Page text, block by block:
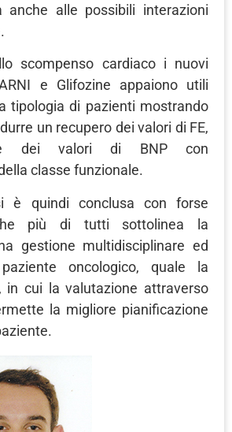
anche alle possibili interazioni
scompenso cardiaco i nuovi
e Glifozine appaiono utili
tipologia di pazienti mostrando
un recupero dei valori di FE,
dei valori di BNP con
classe funzionale.
è quindi conclusa con forse
più di tutti sottolinea la
gestione multidisciplinare ed
oncologico, quale la
in cui la valutazione attraverso
la migliore pianificazione